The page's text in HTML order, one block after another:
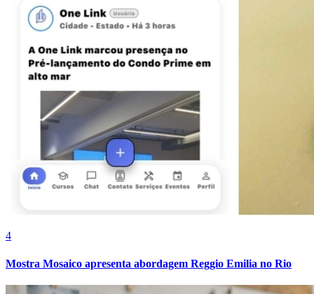
Atlético-MG
4
Mostra Mosaico apresenta abordagem Reggio Emilia no Rio